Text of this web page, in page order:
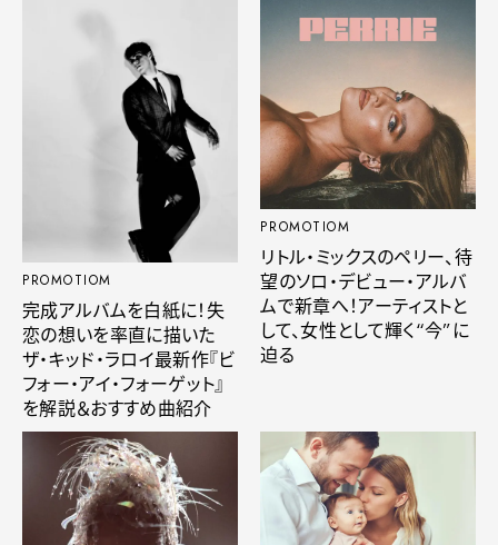
PROMOTIOM
完成アルバムを白紙に！失
恋の想いを率直に描いた
ザ・キッド・ラロイ最新作『ビ
フォー・アイ・フォーゲット』
を解説＆おすすめ曲紹介
PROMOTIOM
リトル・ミックスのペリー、待
望のソロ・デビュー・アルバ
ムで新章へ！アーティストと
して、女性として輝く“今”に
迫る